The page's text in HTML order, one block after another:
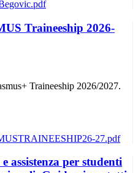
Traineeship 2026-
Traineeship 2026/2027.
assistenza per studenti